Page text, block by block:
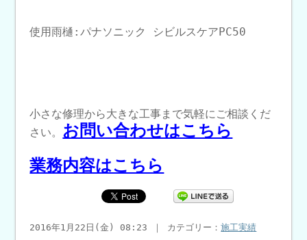
使用雨樋:パナソニック シビルスケアPC50
小さな修理から大きな工事まで気軽にご相談くだ
さい。 お問い合わせはこちら
業務内容はこちら
2016年1月22日(金) 08:23 ｜ カテゴリー：施工実績